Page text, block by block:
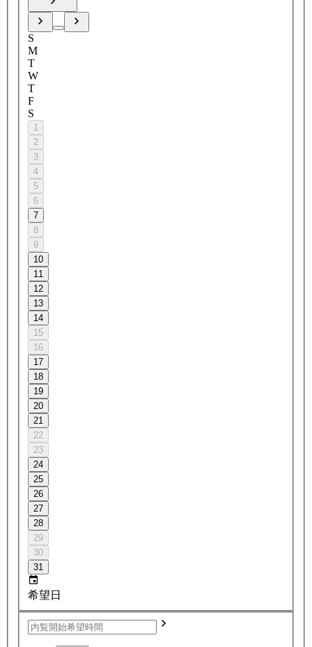
S
M
T
W
T
F
S
1
2
3
4
5
6
7
8
9
10
11
12
13
14
15
16
17
18
19
20
21
22
23
24
25
26
27
28
29
30
31
希望日